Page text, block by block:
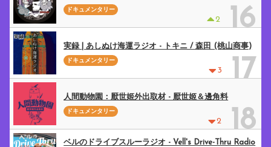
2 16
ドキュメンタリー
3 17
実録 | あしぬけ海運ラジオ - トキニ / 森田 (桃山商事)
ドキュメンタリー
2 18
人間動物園：厭世姬外出取材 - 厭世姬＆邊角料
ドキュメンタリー
ベルのドライブスルーラジオ - Vell's Drive-Thru Radio